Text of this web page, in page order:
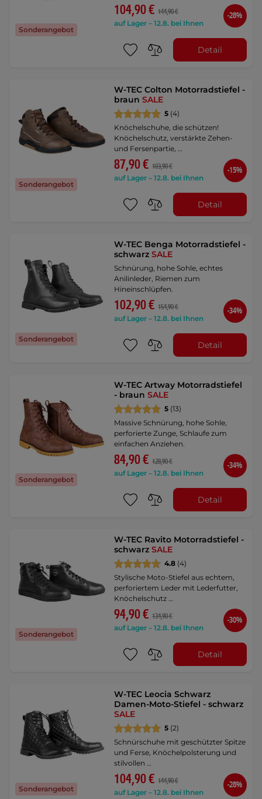
Sonderangebot
104,90 € 144,90 €
auf Lager – 12.8. bei Ihnen
-28%
Detail
Sonderangebot
W-TEC Colton Motorradstiefel -
braunSALE
5 (4)
Knöchelschuhe, die schützen!
Knöchelschutz, verstärkte Zehen-
und Fersenpartie, …
87,90 € 103,90 €
auf Lager – 12.8. bei Ihnen
-15%
Detail
Sonderangebot
W-TEC Benga Motorradstiefel -
schwarzSALE
Schnürung, hohe Sohle, echtes
Anilinleder, Riemen zum
Hineinschlüpfen.
102,90 € 154,90 €
auf Lager – 12.8. bei Ihnen
-34%
Detail
Sonderangebot
W-TEC Artway Motorradstiefel
- braunSALE
5 (13)
Massive Schnürung, hohe Sohle,
perforierte Zunge, Schlaufe zum
einfachen Anziehen.
84,90 € 128,90 €
auf Lager – 12.8. bei Ihnen
-34%
Detail
Sonderangebot
W-TEC Ravito Motorradstiefel -
schwarzSALE
4.8 (4)
Stylische Moto-Stiefel aus echtem,
perforiertem Leder mit Lederfutter,
Knöchelschutz …
94,90 € 134,90 €
auf Lager – 12.8. bei Ihnen
-30%
Detail
Sonderangebot
W-TEC Leocia Schwarz
Damen-Moto-Stiefel - schwarz
SALE
5 (2)
Schnürschuhe mit geschützter Spitze
und Ferse, Knöchelpolsterung und
stilvollen …
104,90 € 144,90 €
auf Lager – 12.8. bei Ihnen
-28%